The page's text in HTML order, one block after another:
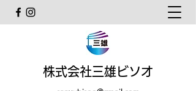
株式会社三雄ビソオ